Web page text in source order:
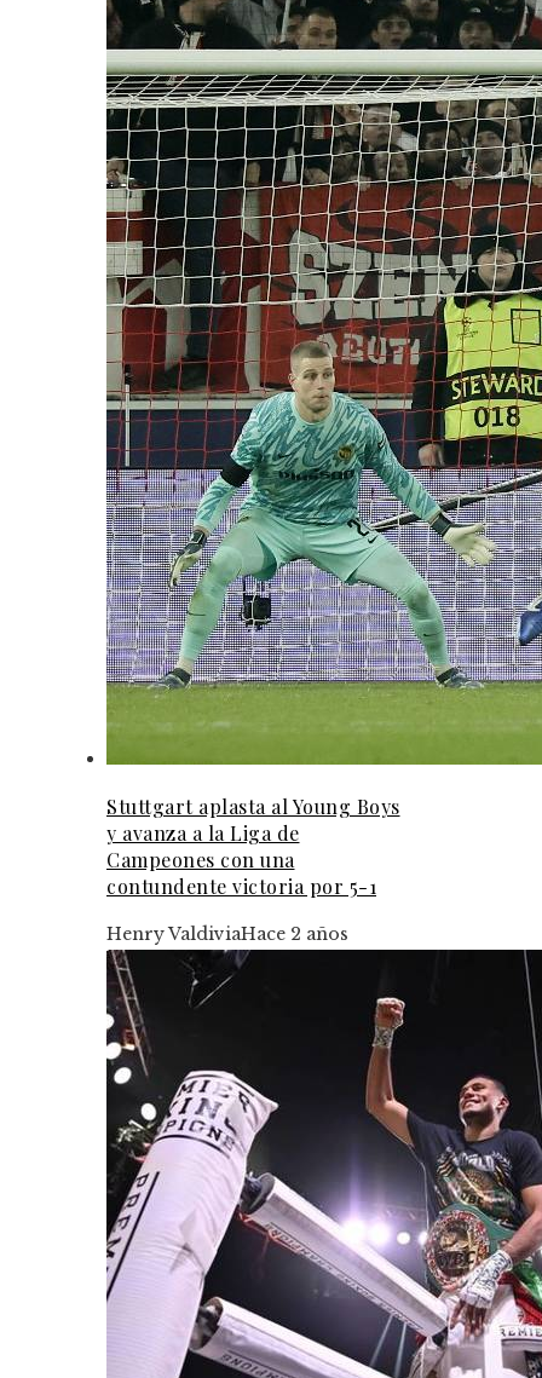
Stuttgart aplasta al Young Boys
y avanza a la Liga de
Campeones con una
contundente victoria por 5-1
Henry ValdiviaHace 2 años